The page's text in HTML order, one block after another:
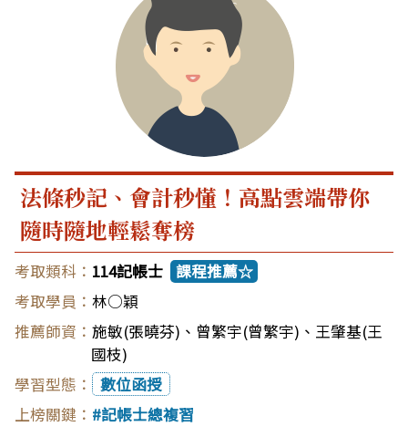
法條秒記、會計秒懂！高點雲端帶你
隨時隨地輕鬆奪榜
114記帳士 課程推薦☆
林○穎
施敏(張曉芬) 、 曾繁宇(曾繁宇) 、 王肇基(王
國枝)
數位函授
記帳士總複習